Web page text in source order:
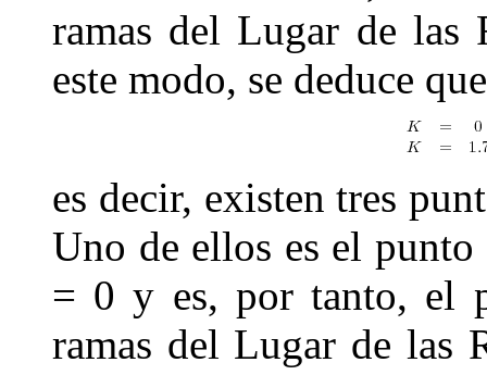
ramas del Lugar de las
este modo, se deduce
es decir, existen tres
Uno de ellos es el punto
= 0 y es, por tanto, el
ramas del Lugar de las